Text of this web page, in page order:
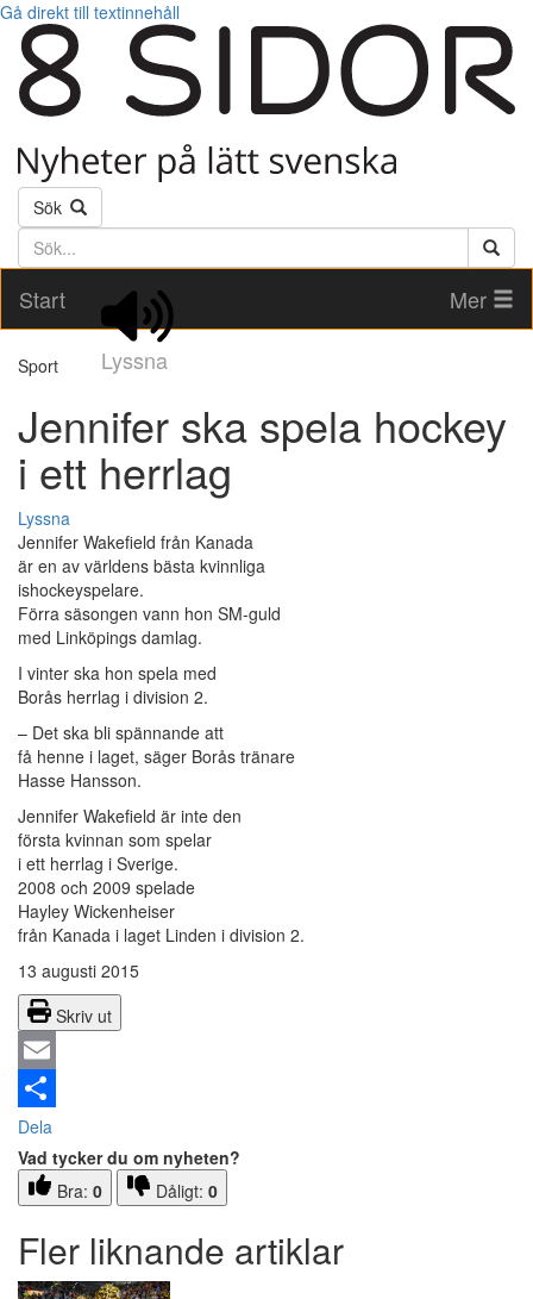
Gå direkt till textinnehåll
Sök
Söktext
Start
Lyssna
Mer
Sport
Jennifer ska spela hockey
i ett herrlag
Lyssna
Jennifer Wakefield från Kanada
är en av världens bästa kvinnliga
ishockeyspelare.
Förra säsongen vann hon SM-guld
med Linköpings damlag.
I vinter ska hon spela med
Borås herrlag i division 2.
– Det ska bli spännande att
få henne i laget, säger Borås tränare
Hasse Hansson.
Jennifer Wakefield är inte den
första kvinnan som spelar
i ett herrlag i Sverige.
2008 och 2009 spelade
Hayley Wickenheiser
från Kanada i laget Linden i division 2.
13 augusti 2015
Skriv ut
Email
Dela
Vad tycker du om nyheten?
Bra: 0 Dåligt: 0
Fler liknande artiklar